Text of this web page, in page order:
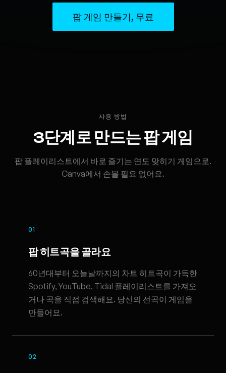
팝 게임 만들기, 무료
사용 방법
3단계로 만드는 팝 게임
팝 플레이리스트에서 바로 즐기는 연도 맞히기 게임으로.
Canva에서 손볼 필요 없어요.
01
팝 히트곡을 골라요
60년대부터 오늘날까지의 차트 히트곡이 가득한
Spotify, YouTube, Tidal 플레이리스트를 가져오
거나 곡을 직접 검색해요. 당신의 선곡이 게임을
만들어요.
02